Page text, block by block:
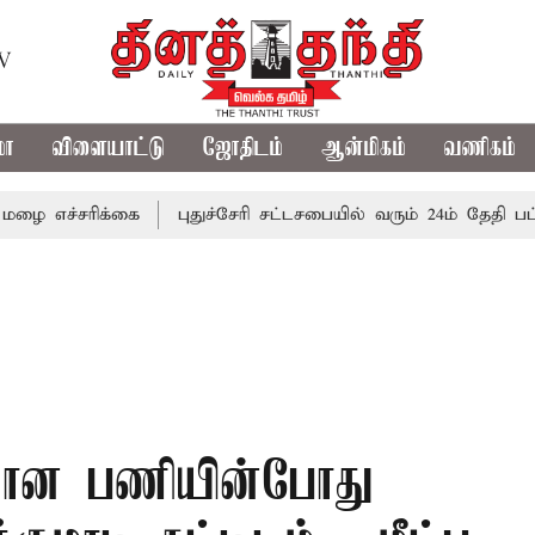
விளையாட்டு ஜோதிடம் ஆன்மிகம் வணிகம்
புதுச்சேரி சட்டசபையில் வரும் 24ம் தேதி பட்ஜெட்
பணியின்போது